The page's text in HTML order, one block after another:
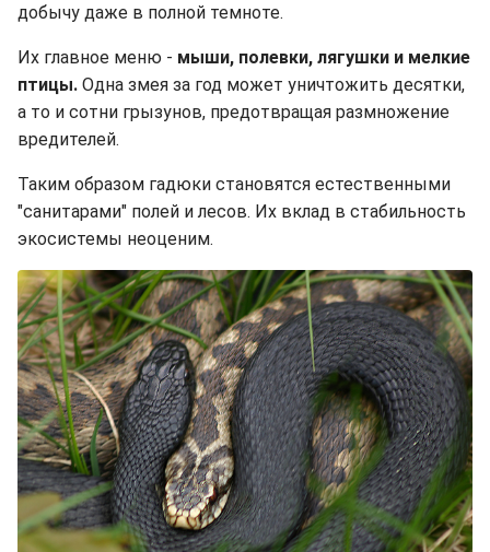
добычу даже в полной темноте.
Их главное меню - мыши, полевки, лягушки и мелкие
птицы. Одна змея за год может уничтожить десятки,
а то и сотни грызунов, предотвращая размножение
вредителей.
Таким образом гадюки становятся естественными
"санитарами" полей и лесов. Их вклад в стабильность
экосистемы неоценим.